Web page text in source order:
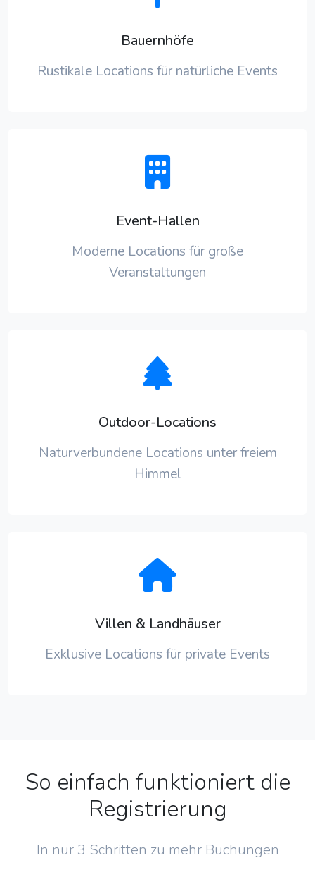
Bauernhöfe
Rustikale Locations für natürliche Events
Event-Hallen
Moderne Locations für große
Veranstaltungen
Outdoor-Locations
Naturverbundene Locations unter freiem
Himmel
Villen & Landhäuser
Exklusive Locations für private Events
So einfach funktioniert die
Registrierung
In nur 3 Schritten zu mehr Buchungen